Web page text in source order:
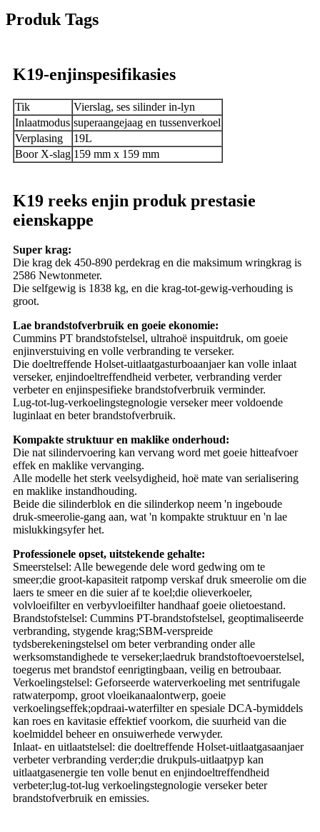
Produk Tags
K19-enjinspesifikasies
Tik
Vierslag, ses silinder in-lyn
Inlaatmodus superaangejaag en tussenverkoel
Verplasing
19L
Boor X-slag 159 mm x 159 mm
K19 reeks enjin produk prestasie
eienskappe
Super krag:
Die krag dek 450-890 perdekrag en die maksimum wringkrag is
2586 Newtonmeter.
Die selfgewig is 1838 kg, en die krag-tot-gewig-verhouding is
groot.
Lae brandstofverbruik en goeie ekonomie:
Cummins PT brandstofstelsel, ultrahoë inspuitdruk, om goeie
enjinverstuiving en volle verbranding te verseker.
Die doeltreffende Holset-uitlaatgasturboaanjaer kan volle inlaat
verseker, enjindoeltreffendheid verbeter, verbranding verder
verbeter en enjinspesifieke brandstofverbruik verminder.
Lug-tot-lug-verkoelingstegnologie verseker meer voldoende
luginlaat en beter brandstofverbruik.
Kompakte struktuur en maklike onderhoud:
Die nat silindervoering kan vervang word met goeie hitteafvoer
effek en maklike vervanging.
Alle modelle het sterk veelsydigheid, hoë mate van serialisering
en maklike instandhouding.
Beide die silinderblok en die silinderkop neem 'n ingeboude
druk-smeerolie-gang aan, wat 'n kompakte struktuur en 'n lae
mislukkingsyfer het.
Professionele opset, uitstekende gehalte:
Smeerstelsel: Alle bewegende dele word gedwing om te
smeer;die groot-kapasiteit ratpomp verskaf druk smeerolie om die
laers te smeer en die suier af te koel;die olieverkoeler,
volvloeifilter en verbyvloeifilter handhaaf goeie olietoestand.
Brandstofstelsel: Cummins PT-brandstofstelsel, geoptimaliseerde
verbranding, stygende krag;SBM-verspreide
tydsberekeningstelsel om beter verbranding onder alle
werksomstandighede te verseker;laedruk brandstoftoevoerstelsel,
toegerus met brandstof eenrigtingbaan, veilig en betroubaar.
Verkoelingstelsel: Geforseerde waterverkoeling met sentrifugale
ratwaterpomp, groot vloeikanaalontwerp, goeie
verkoelingseffek;opdraai-waterfilter en spesiale DCA-bymiddels
kan roes en kavitasie effektief voorkom, die suurheid van die
koelmiddel beheer en onsuiwerhede verwyder.
Inlaat- en uitlaatstelsel: die doeltreffende Holset-uitlaatgasaanjaer
verbeter verbranding verder;die drukpuls-uitlaatpyp kan
uitlaatgasenergie ten volle benut en enjindoeltreffendheid
verbeter;lug-tot-lug verkoelingstegnologie verseker beter
brandstofverbruik en emissies.